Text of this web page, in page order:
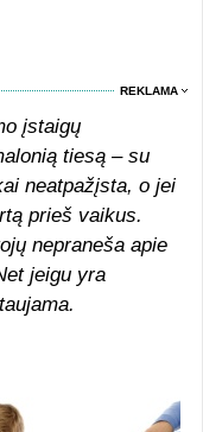
REKLAMA
įstaigų
tiesą – su
neatpažįsta, o jei
prieš vaikus.
nepraneša apie
jeigu yra